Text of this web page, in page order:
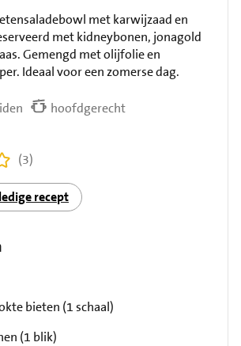
met karwijzaad en
met kidneybonen, jonagold
Gemengd met olijfolie en
Ideaal voor een zomerse dag.
hoofdgerecht
(3)
recept
bieten (1 schaal)
(1 blik)